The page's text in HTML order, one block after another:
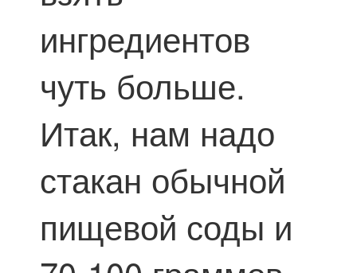
ингредиентов
чуть больше.
Итак, нам надо
стакан обычной
пищевой соды и